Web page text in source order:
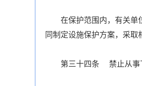
在保护范围内，有关单
同制定设施保护方案，采
第三十四条 禁止从事